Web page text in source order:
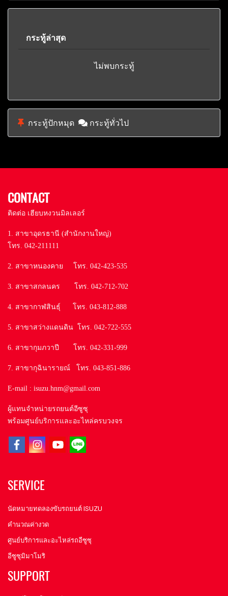
กระทู้ล่าสุด
ไม่พบกระทู้
กระทู้ปักหมุด กระทู้ทั่วไป
CONTACT
ติดต่อ เฮียบหงวนมิลเลอร์
1. สาขาอุดรธานี (สำนักงานใหญ่)
โทร. 042-211111
2. สาขาหนองคาย โทร. 042-423-535
3. สาขาสกลนคร โทร. 042-712-702
4. สาขากาฬสินธุ์ โทร. 043-812-888
5. สาขาสว่างแดนดิน โทร. 042-722-555
6. สาขากุมภวาปี โทร. 042-331-999
7. สาขากุฉินารายณ์ โทร. 043-851-886
E-mail : isuzu.hnm@gmail.com
ผู้แทนจำหน่ายรถยนต์อีซูซุ
พร้อมศูนย์บริการและอะไหล่ครบวงจร
SERVICE
นัดหมายทดลองขับรถยนต์ ISUZU
คำนวณค่างวด
ศูนย์บริการและอะไหล่รถอีซูซุ
อีซูซุมิมาโมริ
SUPPORT